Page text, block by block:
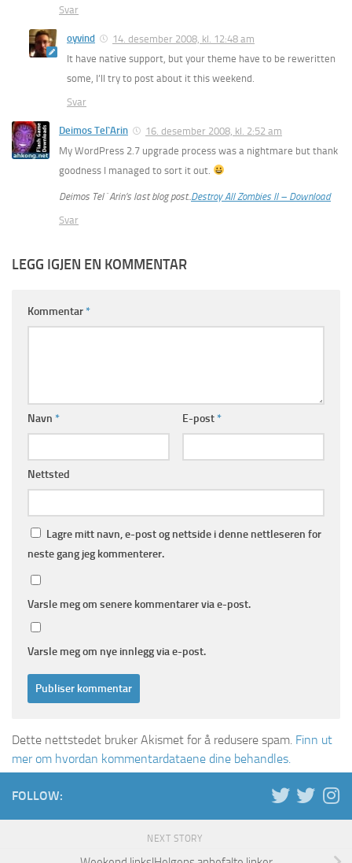
Svar
oyvind
14. desember 2008, kl. 12:48 am
It have native support, but your theme have to be reweritten
some, I’ll try to post about it this weekend.
Svar
Deimos Tel`Arin
16. desember 2008, kl. 2:52 am
My WordPress 2.7 upgrade process was a nightmare but thank
goodness I managed to sort it out.
Deimos Tel`Arin’s last blog post.. Destroy All Zombies II – Download
Svar
LEGG IGJEN EN KOMMENTAR
Kommentar*
Navn * E-post*
Nettsted
Lagre mitt navn, e-post og nettside i denne nettleseren for
neste gang jeg kommenterer.
Varsle meg om senere kommentarer via e-post.
Varsle meg om nye innlegg via e-post.
Dette nettstedet bruker Akismet for å redusere spam. Finn ut
mer om hvordan kommentardataene dine behandles.
FOLLOW:
NEXT STORY